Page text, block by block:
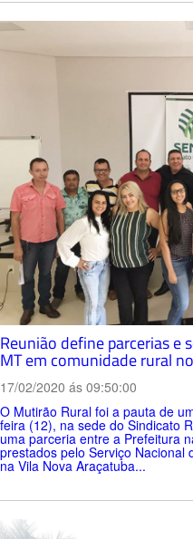
Reunião define parcerias e
MT em comunidade rural
17/02/2020 ás 09:50:00
O Mutirão Rural foi a pauta de
feira (12), na sede do Sindicato
uma parceria entre a Prefeitura
prestados pelo Serviço Nacional
na Vila Nova Araçatuba...